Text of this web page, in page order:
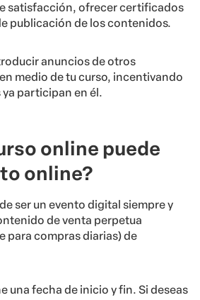
satisfacción, ofrecer certificados
publicación de los contenidos.
anuncios de otros
medio de tu curso, incentivando
participan en él.
online puede
online?
ser un evento digital siempre y
de venta perpetua
para compras diarias) de
una fecha de inicio y fin. Si deseas